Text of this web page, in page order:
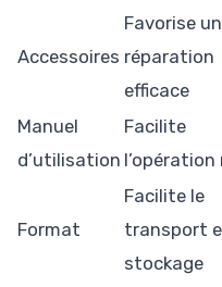
Accessoires
Favorise
réparation
efficace
Manuel
d’utilisation
Facilite
l’opération
Format
Facilite le
transport
stockage